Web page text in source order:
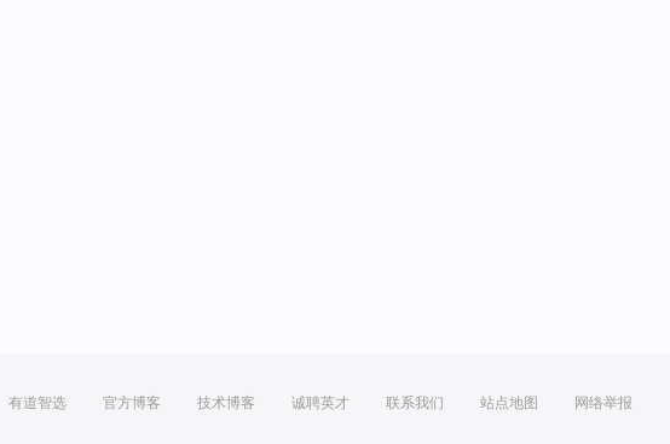
有道智选 官方博客 技术博客 诚聘英才 联系我们 站点地图 网络举报